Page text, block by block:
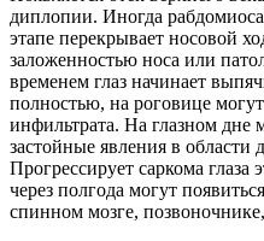
диплопии. Иногда
этапе перекрывает носовой
заложенностью носа или
временем глаз начинает
полностью, на роговице
инфильтрата. На глазном дне
застойные явления в области
Прогрессирует саркома глаза
через полгода могут
спинном мозге,